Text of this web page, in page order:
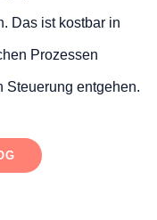
Das ist kostbar in
Prozessen
Steuerung entgehen.